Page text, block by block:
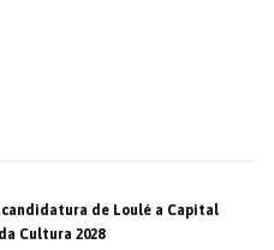
candidatura de Loulé a Capital
Cultura 2028